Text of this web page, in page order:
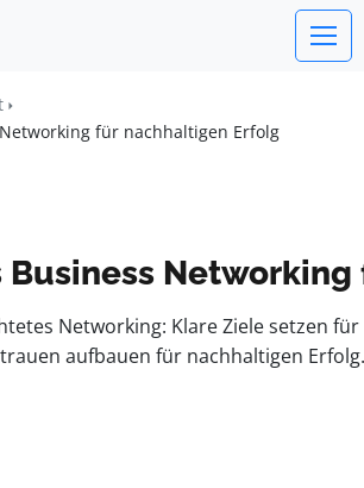
für nachhaltigen Erfolg
Business
Networking: Klare Ziele setzen
aufbauen für nachhaltigen